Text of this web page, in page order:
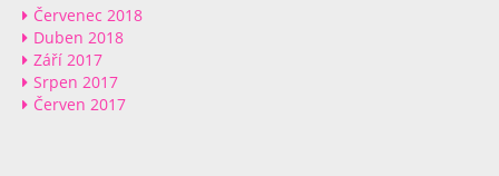
Červenec 2018
Duben 2018
Září 2017
Srpen 2017
Červen 2017